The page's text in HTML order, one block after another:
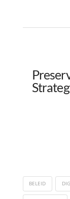
BELEID